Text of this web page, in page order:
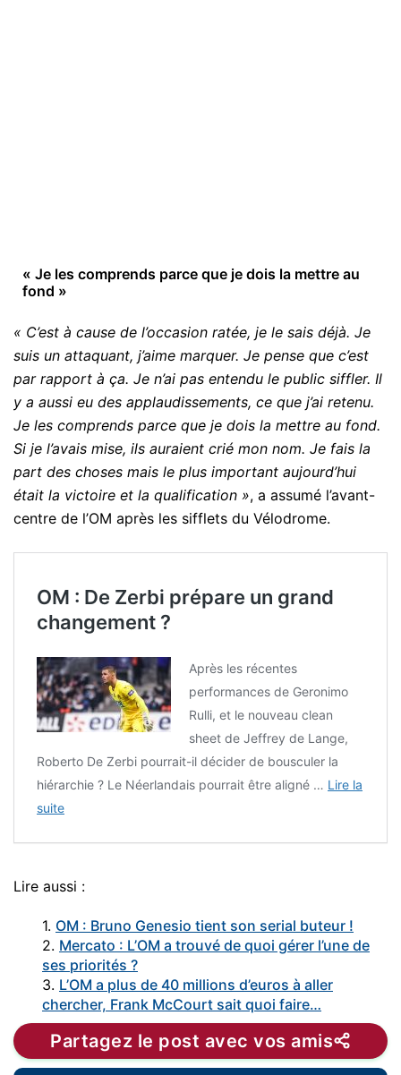
« Je les comprends parce que je dois la mettre au
fond »
« C’est à cause de l’occasion ratée, je le sais déjà. Je
suis un attaquant, j’aime marquer. Je pense que c’est
par rapport à ça. Je n’ai pas entendu le public siffler. Il
y a aussi eu des applaudissements, ce que j’ai retenu.
Je les comprends parce que je dois la mettre au fond.
Si je l’avais mise, ils auraient crié mon nom. Je fais la
part des choses mais le plus important aujourd’hui
était la victoire et la qualification », a assumé l’avant-
centre de l’OM après les sifflets du Vélodrome.
OM : De Zerbi prépare un grand
changement ?
Après les récentes
performances de Geronimo
Rulli, et le nouveau clean
sheet de Jeffrey de Lange,
Roberto De Zerbi pourrait-il décider de bousculer la
hiérarchie ? Le Néerlandais pourrait être aligné … Lire la
suite
Lire aussi :
1. OM : Bruno Genesio tient son serial buteur !
2. Mercato : L’OM a trouvé de quoi gérer l’une de
ses priorités ?
3. L’OM a plus de 40 millions d’euros à aller
chercher, Frank McCourt sait quoi faire…
Partagez le post avec vos amis